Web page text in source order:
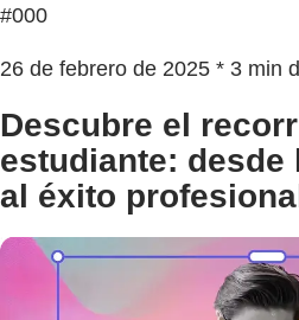
#000
26 de febrero de 2025 * 3 min
Descubre el
estudiante: desde
al éxito